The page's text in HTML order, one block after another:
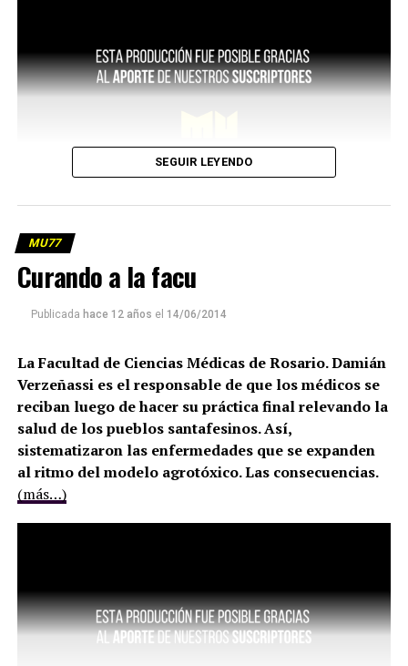
SEGUIR LEYENDO
MU77
Curando a la facu
Publicada hace 12 años el 14/06/2014
La Facultad de Ciencias Médicas de Rosario. Damián
Verzeñassi es el responsable de que los médicos se
reciban luego de hacer su práctica final relevando la
salud de los pueblos santafesinos. Así,
sistematizaron las enfermedades que se expanden
al ritmo del modelo agrotóxico. Las consecuencias.
(más…)